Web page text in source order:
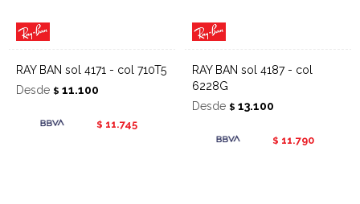
RAY BAN sol 4171 - col 710T5
Desde $ 11.100
$ 11.745
RAY BAN sol 4187 - col
6228G
Desde $ 13.100
$ 11.790